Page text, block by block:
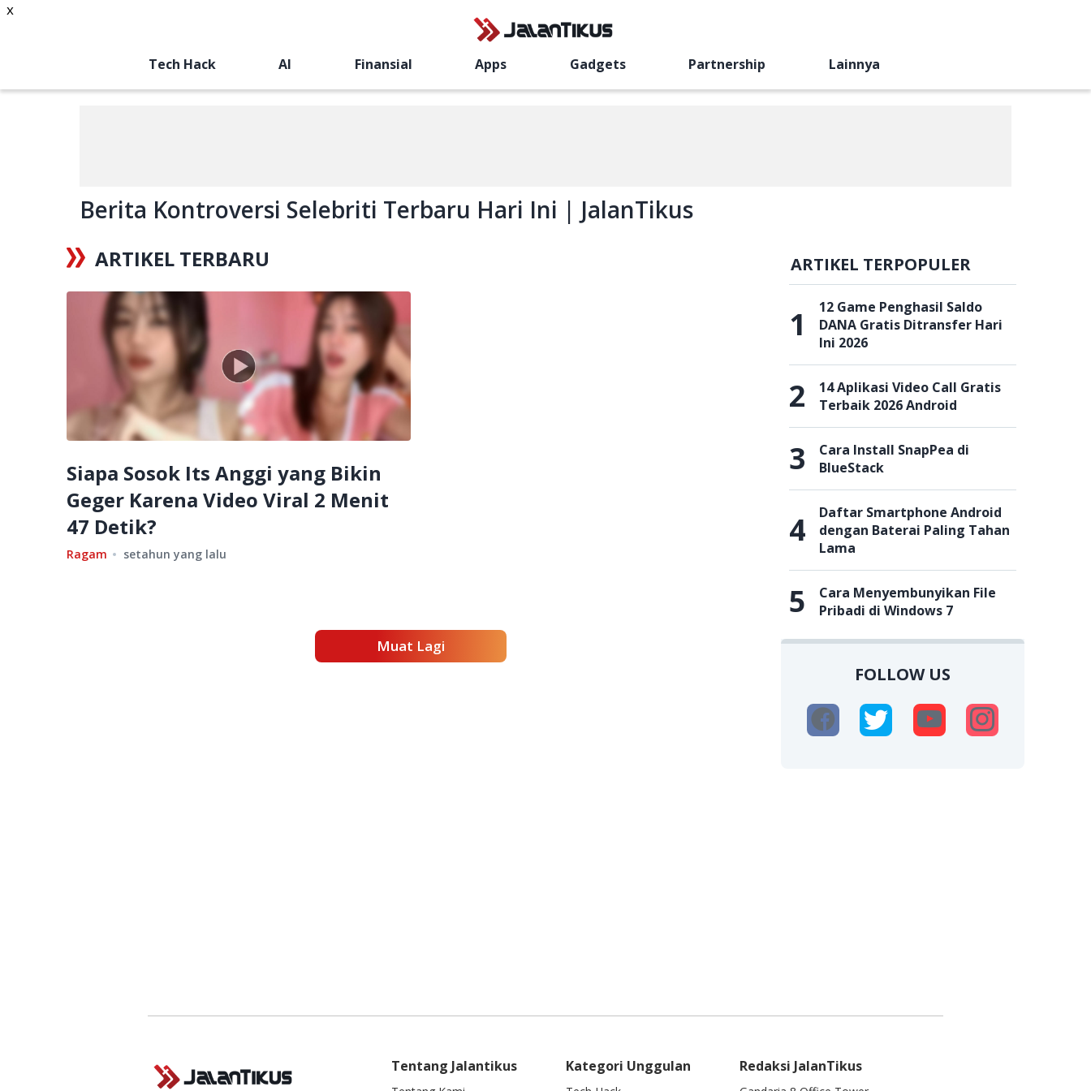
Tech Hack AI Finansial Apps Gadgets Partnership Lainnya
Berita Kontroversi Selebriti Terbaru Hari Ini | JalanTikus
ARTIKEL TERBARU
Siapa Sosok Its Anggi yang Bikin
Geger Karena Video Viral 2 Menit
47 Detik?
Ragam setahun yang lalu
Muat Lagi
ARTIKEL TERPOPULER
1
12 Game Penghasil Saldo
DANA Gratis Ditransfer Hari
Ini 2026
2
14 Aplikasi Video Call Gratis
Terbaik 2026 Android
3
Cara Install SnapPea di
BlueStack
4
Daftar Smartphone Android
dengan Baterai Paling Tahan
Lama
5
Cara Menyembunyikan File
Pribadi di Windows 7
FOLLOW US
x
Redaksi JalanTikus
Tentang Jalantikus Kategori Unggulan